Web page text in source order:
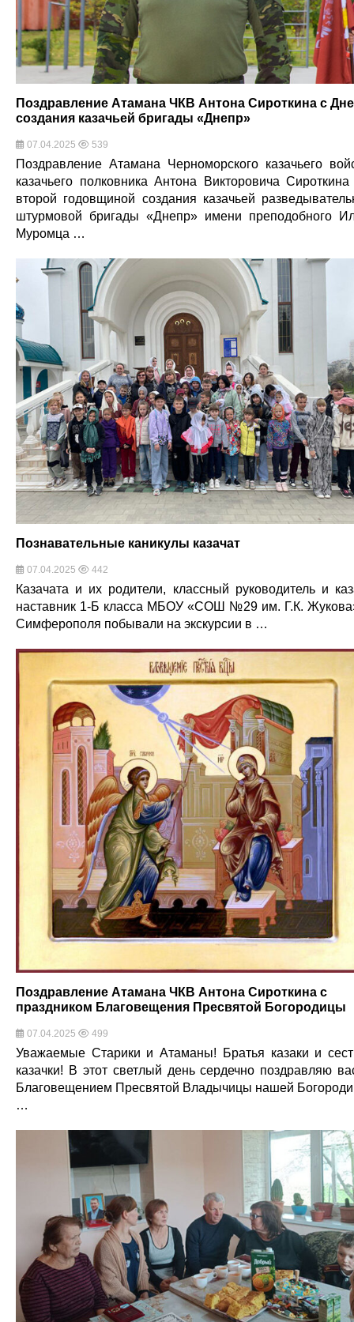
Поздравление Атамана ЧКВ Антона Сироткина с
создания казачьей бригады «Днепр»
07.04.2025 539
Поздравление Атамана Черноморского казачьего
казачьего полковника Антона Викторовича
второй годовщиной создания казачьей
штурмовой бригады «Днепр» имени преподобного
Муромца …
Познавательные каникулы казачат
07.04.2025 442
Казачата и их родители, классный руководитель и
наставник 1-Б класса МБОУ «СОШ №29 им. Г.К.
Симферополя побывали на экскурсии в …
Поздравление Атамана ЧКВ Антона Сироткина с
праздником Благовещения Пресвятой Богородицы
07.04.2025 499
Уважаемые Старики и Атаманы! Братья казаки и
казачки! В этот светлый день сердечно поздравляю
Благовещением Пресвятой Владычицы нашей
…